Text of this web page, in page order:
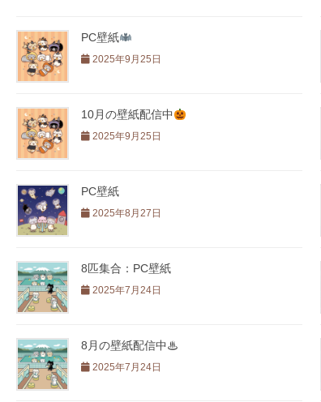
PC壁紙
2025年9月25日
10月の壁紙配信中
2025年9月25日
PC壁紙
2025年8月27日
8匹集合：PC壁紙
2025年7月24日
8月の壁紙配信中♨
2025年7月24日